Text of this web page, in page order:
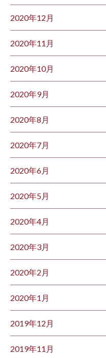
2020年12月
2020年11月
2020年10月
2020年9月
2020年8月
2020年7月
2020年6月
2020年5月
2020年4月
2020年3月
2020年2月
2020年1月
2019年12月
2019年11月